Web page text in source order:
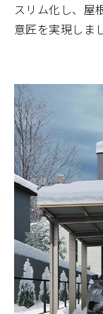
スリム化し、屋
意匠を実現しま